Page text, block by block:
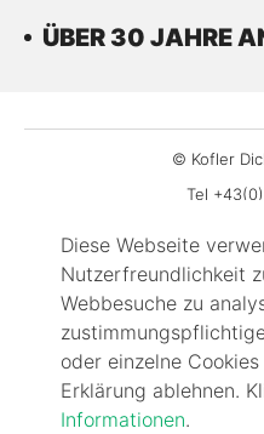
Diese Webseite
Nutzerfreundlichkeit
Webbesuche zu
oder einzelne
Erklärung ablehnen.
Informationen.
ÜBER 30 JAHRE
© Kofler
Tel